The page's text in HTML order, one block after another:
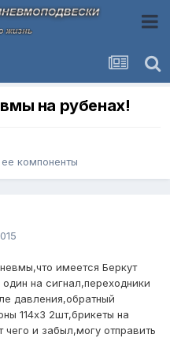
на рубенах!
компоненты
имеется Беркут
на сигнал,переходники
давления,обратный
114х3 2шт,брикеты на
и забыл,могу отправить